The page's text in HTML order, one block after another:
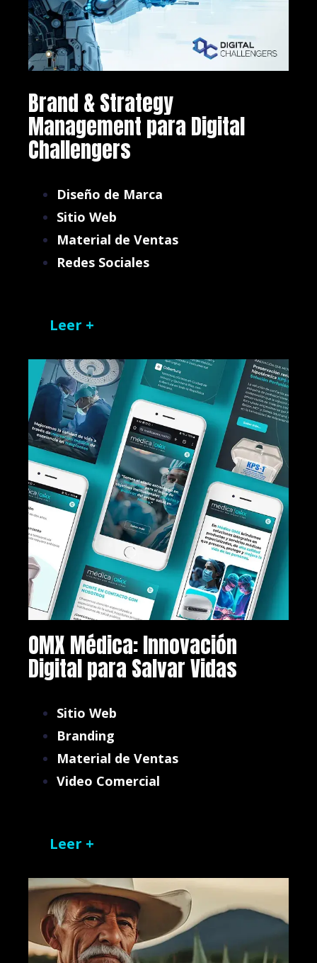
Brand & Strategy
Management para Digital
Challengers
Diseño de Marca
Sitio Web
Material de Ventas
Redes Sociales
Leer +
OMX Médica: Innovación
Digital para Salvar Vidas
Sitio Web
Branding
Material de Ventas
Video Comercial
Leer +